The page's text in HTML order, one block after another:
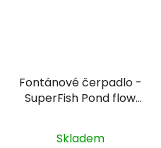
Fontánové čerpadlo -
SuperFish Pond flow
Skladem